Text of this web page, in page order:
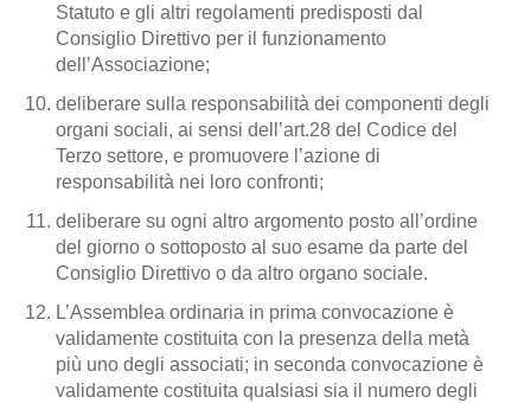
Statuto e gli altri regolamenti predisposti dal
Consiglio Direttivo per il funzionamento
dell’Associazione;
deliberare sulla responsabilità dei componenti degli
organi sociali, ai sensi dell’art.28 del Codice del
Terzo settore, e promuovere l’azione di
responsabilità nei loro confronti;
deliberare su ogni altro argomento posto all’ordine
del giorno o sottoposto al suo esame da parte del
Consiglio Direttivo o da altro organo sociale.
L’Assemblea ordinaria in prima convocazione è
validamente costituita con la presenza della metà
più uno degli associati; in seconda convocazione è
validamente costituita qualsiasi sia il numero degli